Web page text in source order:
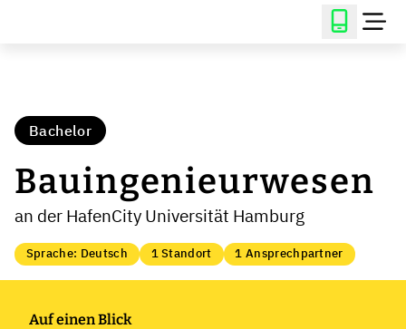
Bachelor
Bauingenieurwesen
an der HafenCity Universität Hamburg
Sprache: Deutsch 1 Standort 1 Ansprechpartner
Auf einen Blick